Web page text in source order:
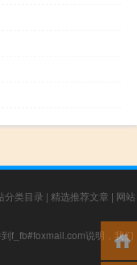
分类目录 | 精选推荐文章 | 网站
f_fb#foxmail.com说明，我们